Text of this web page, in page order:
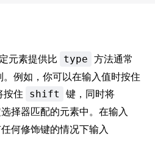
元素提供比 type 方法通常
例如，你可以在输入值时按住
按住
shift 键，同时将
择器匹配的元素中。在输入
何修饰键的情况下输入